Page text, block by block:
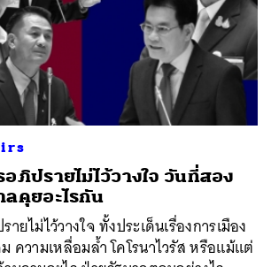
ภิปรายไม่ไว้วางใจ วันที่สอง
คุยอะไรกัน
ยไม่ไว้วางใจ ทั้งประเด็นเรื่องการเมือง
ความเหลื่อมล้ำ โคโรนาไวรัส หรือแม้แต่